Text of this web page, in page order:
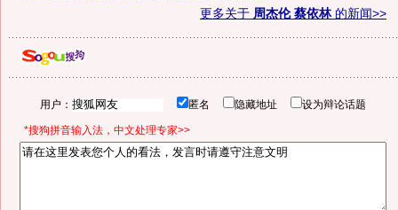
更多关于 周杰伦 蔡依林的新闻>>
用户： 匿名 隐藏地址 设为辩论话题
*搜狗拼音输入法，中文处理专家>>